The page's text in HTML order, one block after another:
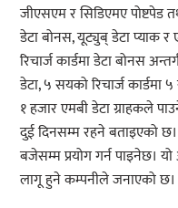
जीएसएम र सिडिएमए पोष्टपेड
डेटा बोनस, यूट्युब् डेटा प्याक
रिचार्ज कार्डमा डेटा बोनस
डेटा, ५ सयको रिचार्ज कार्डमा
१ हजार एमबी डेटा ग्राहकले
दुई दिनसम्म रहने बताइएको
बजेसम्म प्रयोग गर्न पाइनेछ।
लागू हुने कम्पनीले जनाएको छ।